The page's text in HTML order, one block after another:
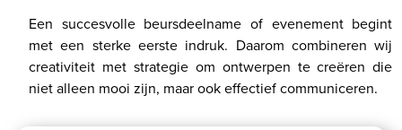
Een succesvolle beursdeelname of evenement begint
met een sterke eerste indruk. Daarom combineren wij
creativiteit met strategie om ontwerpen te creëren die
niet alleen mooi zijn, maar ook effectief communiceren.